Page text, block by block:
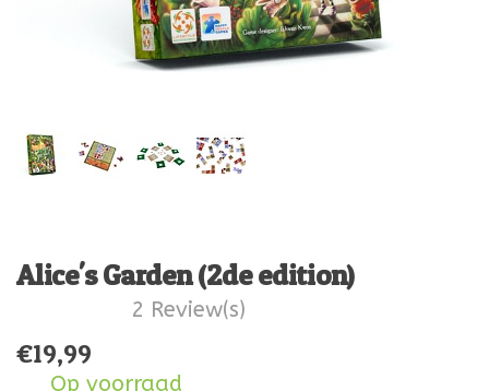
Alice's Garden (2de edition)
2 Review(s)
€19,99
Op voorraad